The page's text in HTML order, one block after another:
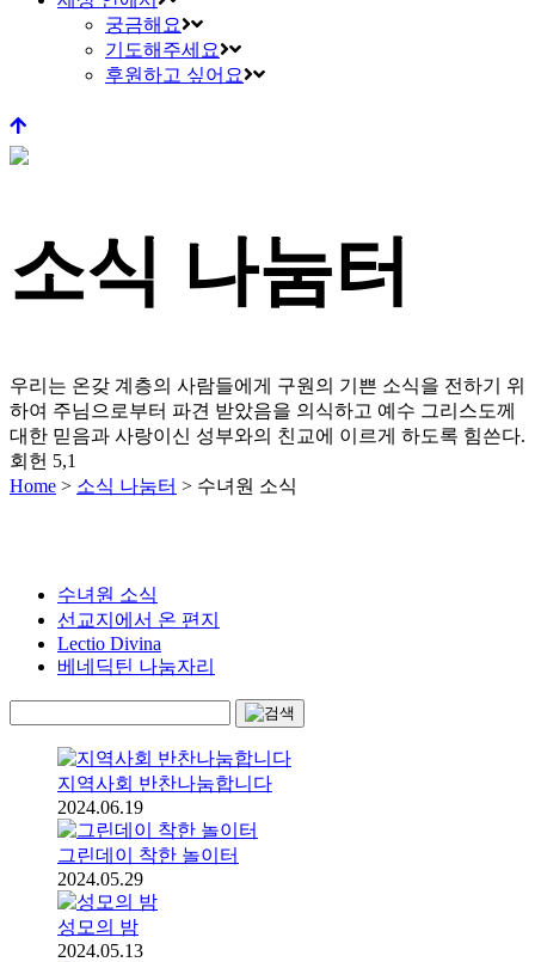
궁금해요
기도해주세요
후원하고 싶어요
소식 나눔터
우리는 온갖 계층의 사람들에게 구원의 기쁜 소식을 전하기 위
하여 주님으로부터 파견 받았음을 의식하고 예수 그리스도께
대한 믿음과 사랑이신 성부와의 친교에 이르게 하도록 힘쓴다.
회헌 5,1
Home > 소식 나눔터 > 수녀원 소식
수녀원 소식
선교지에서 온 편지
Lectio Divina
베네딕틴 나눔자리
지역사회 반찬나눔합니다
2024.06.19
그린데이 착한 놀이터
2024.05.29
성모의 밤
2024.05.13